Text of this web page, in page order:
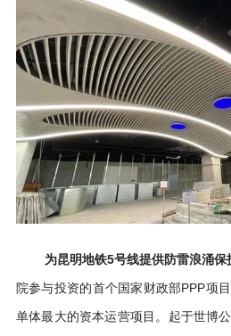
为昆明地铁5号线提供防雷浪涌保
院参与投资的首个国家财政部PPP项
单体最大的资本运营项目。起于世博